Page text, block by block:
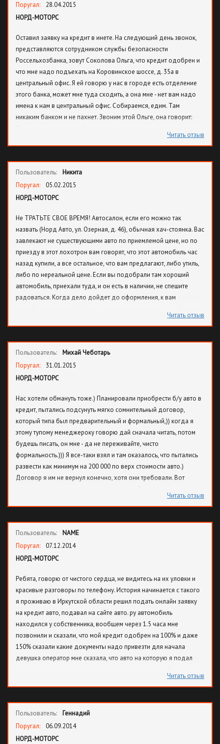
мозгами только там место!
Поругал:
28.04.2015
НОРД-МОТОРС
Оставил заявку на кредит в инете. На следующий день звонок,
представляются сотрудником службы безопасности
Россельхозбанка, зовут Соколова Ольга, что кредит одобрен и
что мне надо подъехать на Коровинское шоссе, д. 35а в
центральный офис. Я ей говорю у нас в городе есть отделение
этого банка, может мне туда сходить, а она мне - нет вам надо
имена к нам в центральный офис. Собираемся, едим. Там
никаким банком и не пахнет. Звоним этой Ольге, она говорит:
подойдёт чуть по позже. Короче, развод начинается с самого
уголке ожидания скорей всего прослушка потому, что как только
мы заговорили с другими ребятами, которые тоже приехали в
банк только Газпром, то нас быстренько развели. Короче,
развели меня и жену по полной. Если всё писать, то это целая
составить компанию, то отпишитесь мне.
Читать отзыв
Пользователь:
Никита
Поругал:
05.02.2015
НОРД-МОТОРС
Не ТРАТЬТЕ СВОЕ ВРЕМЯ! Автосалон, если его можно так
назвать (Норд Авто, ул. Озерная, д. 46), обычная хач-стоянка. Вас
завлекают не существующими авто по приемлемой цене, но по
приезду в этот лохотрон вам говорят, что этот автомобиль час
назад купили, а все остальное, что вам предлагают, либо утиль,
либо по нереальной цене. Если вы подобрали там хороший
автомобиль, приехали туда, и он есть в наличии, не спешите
радоваться. Когда дело дойдет до оформления, к вам
внесен залог, но все же вы можете забрать этот авто, оплатив
время, настроение и деньги, не связывайтесь с ними.
Читать отзыв
Пользователь:
Михай Чеботарь
Поругал:
31.01.2015
НОРД-МОТОРС
Нас хотели обмануть тоже.) Планировали приобрести б/у авто в
кредит, пытались подсунуть мягко сомнительный договор,
который типа был предварительный и формальный,)) когда я
этому тупому менеджероку говорю дай сначала читать, потом
будешь писать, он мне - да не переживайте, чисто
формальность.))) Я все-таки взял и там оказалось, что пытались
развести как минимум на 200 000 по верх стоимости авто.)
Договор я им не вернул конечно, хотя они требовали. Вот
Читать отзыв
Пользователь:
NAME
Поругал:
07.12.2014
НОРД-МОТОРС
Ребята, говорю от чистого сердца, не видитесь на их уловки и
красивые разговоры по телефону. История начинается с такого
я проживаю в Иркутской области решил подать онлайн заявку
на кредит авто, подавал на сайте авто. ру автомобиль
находился у собственника, вообщем через 1.5 часа мне
позвонили и сказали, что мой кредит одобрен на 100% и даже
150% сказали какие документы надо привезти для начала
девушка оператор мне сказала, что авто на которую я подал
собственника уже обман. Приезжайте, говорит, скорее, пока мы
назвали 3 банка. Я в каждый позвонил, а о моих заявках даже и
НЕ СЛЫШАЛИ. В общем, я еще раз пять звонил и мне говорили,
что все точно. Короче, в конце я надавил на жалость и сказал,
что ради этого приезда трачу можно сказать последние деньги
Читать отзыв
Пользователь:
Геннадий
Поругал:
06.09.2014
НОРД-МОТОРС